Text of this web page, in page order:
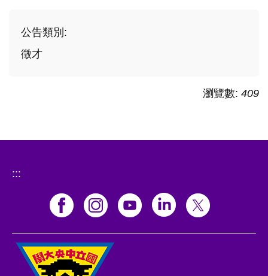
公告類別:
徵才
瀏覽數: 409
:::